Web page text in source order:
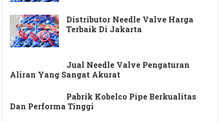
Distributor Needle Valve Harga
Terbaik Di Jakarta
Jual Needle Valve Pengaturan
Aliran Yang Sangat Akurat
Pabrik Kobelco Pipe Berkualitas
Dan Performa Tinggi